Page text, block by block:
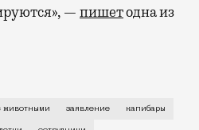
в бизнес-залы
доступно более
— пишетодна из
контактного кафе с
животными заявление капибары